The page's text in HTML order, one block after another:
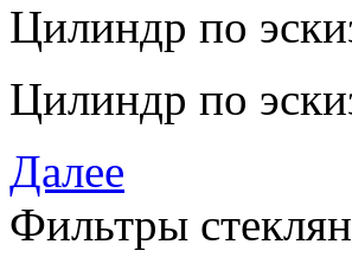
Цилиндр по
Цилиндр по
Далее
Фильтры